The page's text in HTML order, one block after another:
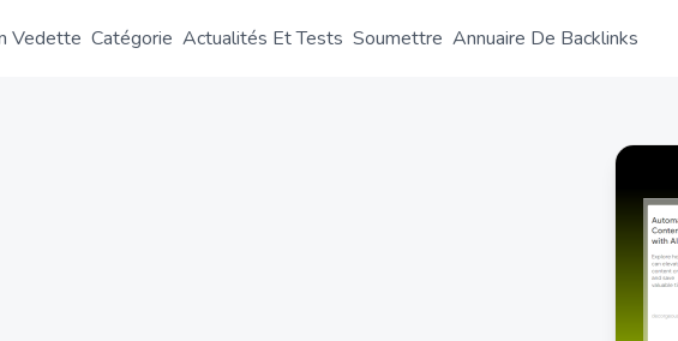
Vedette Catégorie Actualités Et Tests Soumettre Annuaire De Backlinks